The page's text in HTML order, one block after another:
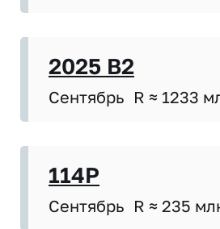
2025 B2
Сентябрь R ≈ 1233
114P
Сентябрь R ≈ 235